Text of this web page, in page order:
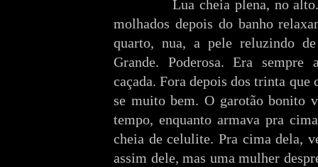
Lua cheia plena, no
molhados depois do banho
quarto, nua, a pele reluzindo de
Grande. Poderosa. Era
caçada. Fora depois dos trinta que
se muito bem. O garotão bonito
tempo, enquanto armava pra
cheia de celulite. Pra cima dela,
assim dele, mas uma mulher